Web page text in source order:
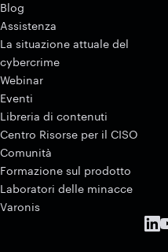
Blog
Assistenza
La situazione attuale del
cybercrime
Webinar
Eventi
Libreria di contenuti
Centro Risorse per il CISO
Comunità
Formazione sul prodotto
Laboratori delle minacce
Varonis